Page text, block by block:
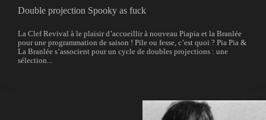
Double projection Spooky as fuck
La Clef Revival à le plaisir d’accueillir à nouveau Piapia et la Branlée
pour une programmation de saison ! Pile ou fesse, c’est quoi ? Pia Pia &
La Branlée s’associent pour un cycle de doubles projections : une
sélection...